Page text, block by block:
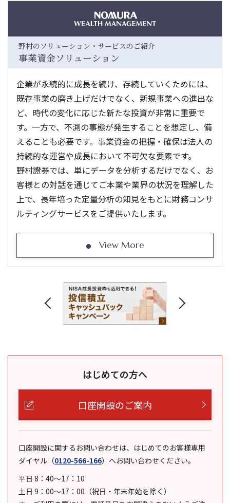
野村のソリューション・サービスのご紹介
事業資金ソリューション
企業が永続的に成長を続け、存続していくためには、
既存事業の磨き上げだけでなく、新規事業への進出な
ど、時代の変化に応じた新たな投資が非常に重要で
す。一方で、不測の事態が発生することを想定し、備
えることも必要です。事業資金の把握・確保は法人の
持続的な運営や成長において不可欠な要素です。
野村證券では、単にデータを分析するだけでなく、お
客様との対話を通じてご本業や業界の状況を理解した
上で、長年培った定量分析の知見をもとに財務コンサ
ルティングサービスをご提供いたします。
View More
はじめての方へ
口座開設のご案内
口座開設に関するお問い合わせは、はじめてのお客様専用
ダイヤル （0120-566-166） へお問い合わせください。
平日 8：40～17：10
土日 9：00～17：00（祝日・年末年始を除く）